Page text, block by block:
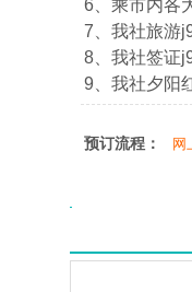
6、乘市内各
7、我社旅游
8、我社签证
9、我社夕阳
预订流程： 网